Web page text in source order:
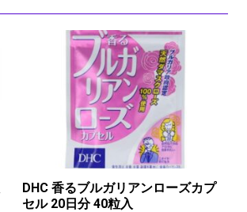
DHC 香るブルガリアンローズカプ
セル 20日分 40粒入